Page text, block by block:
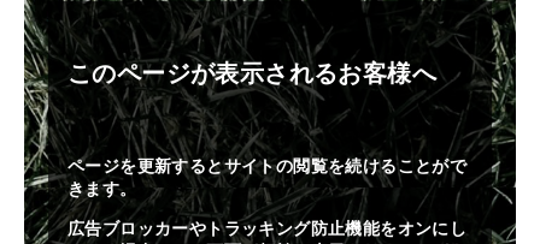
このページが表示されるお客様へ
ページを更新するとサイトの閲覧を続けることがで
きます。
広告ブロッカーやトラッキング防止機能をオンにし